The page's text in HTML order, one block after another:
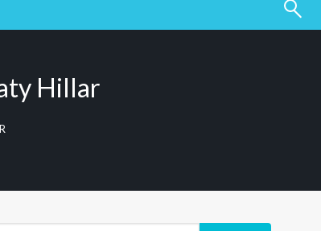
Hillar